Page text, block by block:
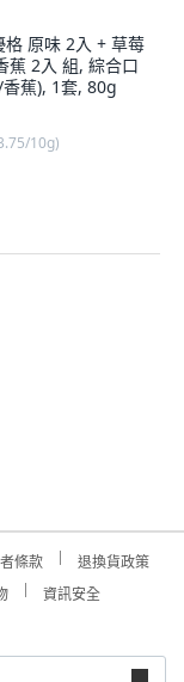
原味 2入 + 草莓
蕉 2入 組, 綜合口
蕉), 1套, 80g
10g)
條款
退換貨政策
資訊安全